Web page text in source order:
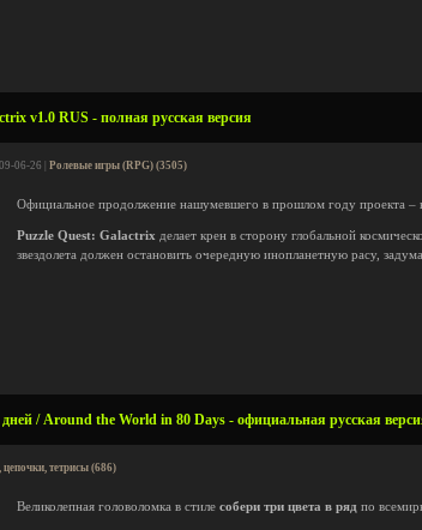
v1.0 RUS - полная русская версия
06-26 | Ролевые игры (RPG) (3505)
Официальное продолжение нашумевшего в прошлом году проекта –
Рuzzle Quest: Galactrix делает крен в сторону глобальной
звездолета должен остановить очередную инопланетную расу,
дней / Around the World in 80 Days - официальная русская
цепочки, тетрисы (686)
Великолепная головоломка в стиле собери три цвета в ряд по